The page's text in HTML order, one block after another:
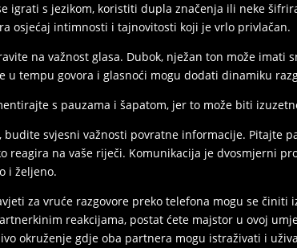
igrati s jezikom, koristiti dupla značenja ili neke
osjećaj intimnosti i tajnovitosti koji je vrlo privlačan.
na važnost glasa. Dubok, nježan ton može imati
u tempu govora i glasnoći mogu dodati dinamiku
s pauzama i šapatom, jer to može biti
budite svjesni važnosti povratne informacije. Pitajte
reagira na vaše riječi. Komunikacija je dvosmjerni
i željeno.
za vruće razgovore preko telefona mogu se činiti
reakcijama, postat ćete majstor u ovoj
okruženje gdje oba partnera mogu istraživati i